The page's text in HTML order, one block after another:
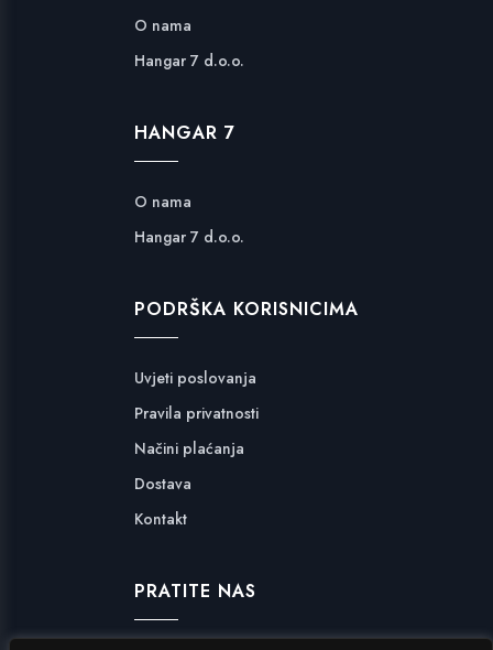
O nama
Hangar 7 d.o.o.
HANGAR 7
O nama
Hangar 7 d.o.o.
PODRŠKA KORISNICIMA
Uvjeti poslovanja
Pravila privatnosti
Načini plaćanja
Dostava
Kontakt
PRATITE NAS